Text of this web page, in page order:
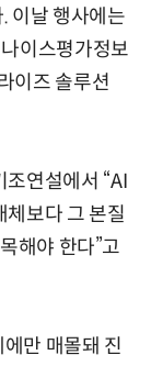
이날 행사에는
이스평가정보
이즈 솔루션
연설에서 “AI
체보다 그 본질
해야 한다”고
만 매몰돼 진